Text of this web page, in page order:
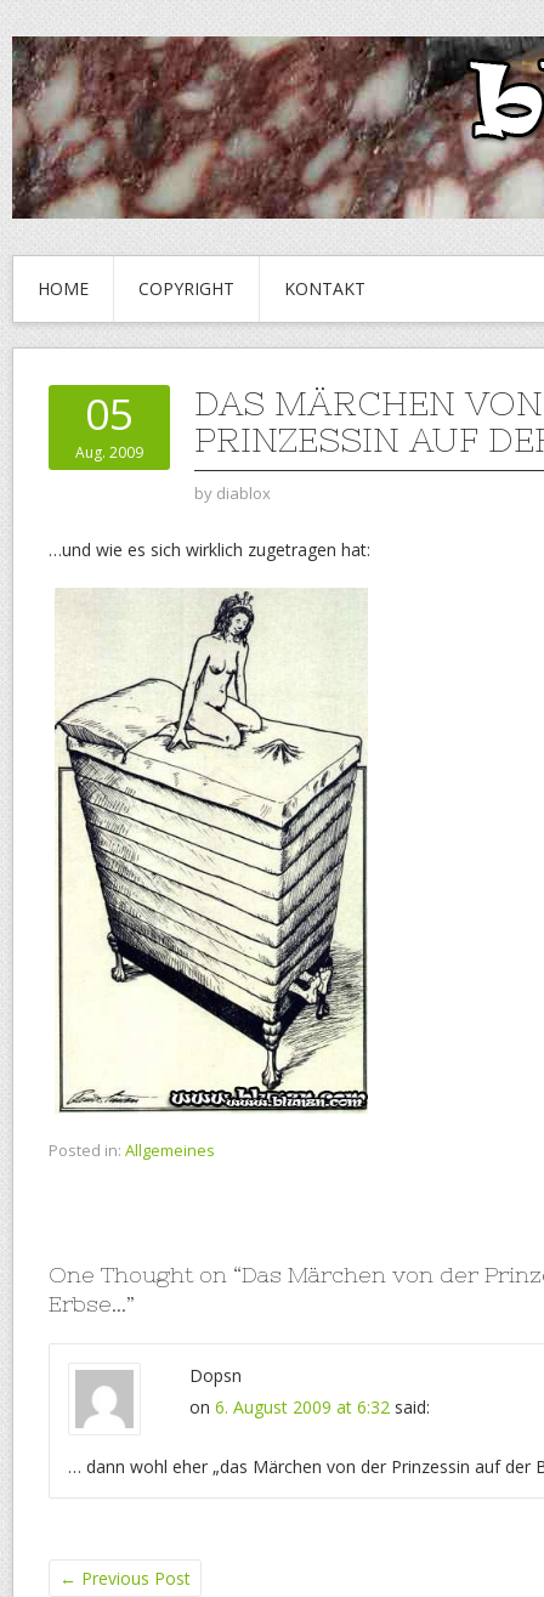
HOME COPYRIGHT KONTAKT
05
Aug. 2009
DAS MÄRCHEN
PRINZESSIN AUF
by diablox
…und wie es sich wirklich zugetragen hat:
Posted in: Allgemeines
One Thought on “Das Märchen von der
Erbse…”
Dopsn
on 6. August 2009 at 6:32 said:
… dann wohl eher „das Märchen von der Prinzessin auf der
← Previous Post